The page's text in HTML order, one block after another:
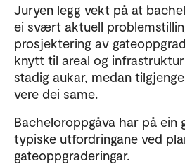
Juryen legg vekt på at
ei svært aktuell
prosjektering av
knytt til areal og
stadig aukar, medan
vere dei same.
Bacheloroppgåva har på
typiske utfordringane ved
gateoppgraderingar.